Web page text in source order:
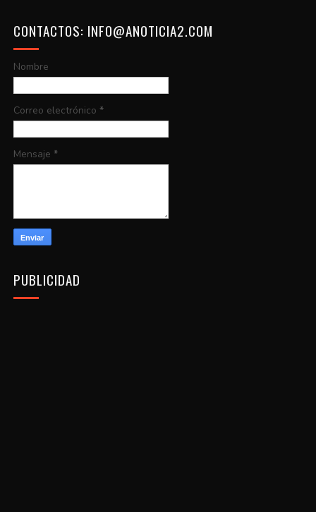
CONTACTOS: INFO@ANOTICIA2.COM
Nombre
Correo electrónico *
Mensaje *
PUBLICIDAD